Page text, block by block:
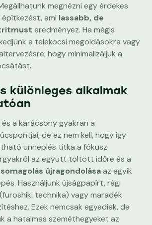
megnézni egy érdekes
ami lassabb, de
eredményez. Ha mégis
a telekocsi megoldásokra vagy
hogy minimalizáljuk a
különleges alkalmak
a karácsony gyakran a
de ez nem kell, hogy így
ünneplés titka a fókusz
az együtt töltött időre és a
újragondolásaaz egyik
Használjunk újságpapírt, régi
technika) vagy maradék
Ezek nemcsak egyediek, de
a hatalmas szeméthegyeket az